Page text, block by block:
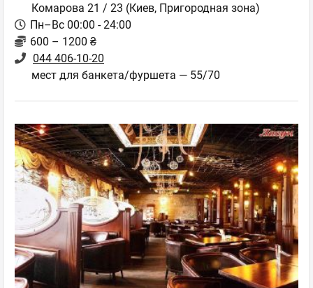
Комарова 21 / 23 (Киев, Пригородная зона)
Пн–Вс 00:00 - 24:00
600 – 1200 ₴
044 406-10-20
мест для банкета/фуршета — 55/70